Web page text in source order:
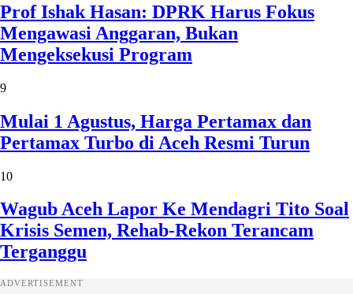
Prof Ishak Hasan: DPRK Harus Fokus
Mengawasi Anggaran, Bukan
Mengeksekusi Program
9
Mulai 1 Agustus, Harga Pertamax dan
Pertamax Turbo di Aceh Resmi Turun
10
Wagub Aceh Lapor Ke Mendagri Tito Soal
Krisis Semen, Rehab-Rekon Terancam
Terganggu
ADVERTISEMENT